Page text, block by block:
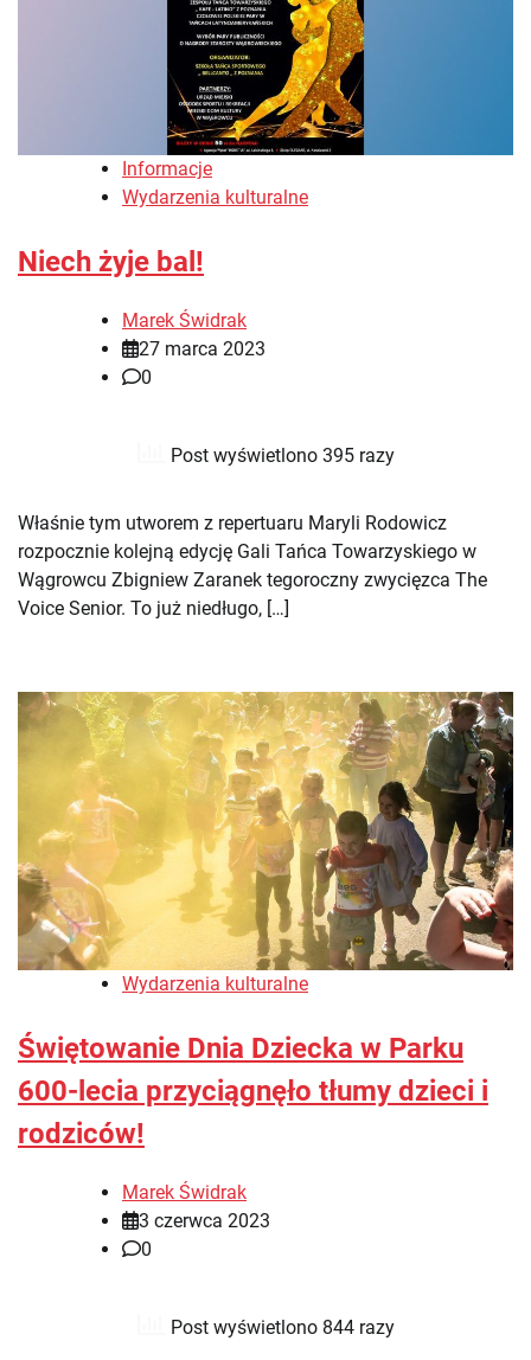
Informacje
Wydarzenia kulturalne
Niech żyje bal!
Marek Świdrak
27 marca 2023
0
Post wyświetlono 395 razy
Właśnie tym utworem z repertuaru Maryli Rodowicz
rozpocznie kolejną edycję Gali Tańca Towarzyskiego w
Wągrowcu Zbigniew Zaranek tegoroczny zwycięzca The
Voice Senior. To już niedługo, […]
Wydarzenia kulturalne
Świętowanie Dnia Dziecka w Parku
600-lecia przyciągnęło tłumy dzieci i
rodziców!
Marek Świdrak
3 czerwca 2023
0
Post wyświetlono 844 razy